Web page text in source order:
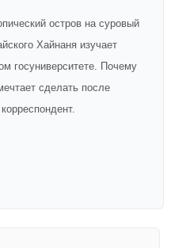
остров на суровый
Хайнаня изучает
госуниверситете. Почему
сделать после